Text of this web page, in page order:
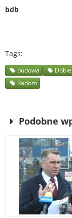
bdb
Tags
budowa
Radom
Podobne